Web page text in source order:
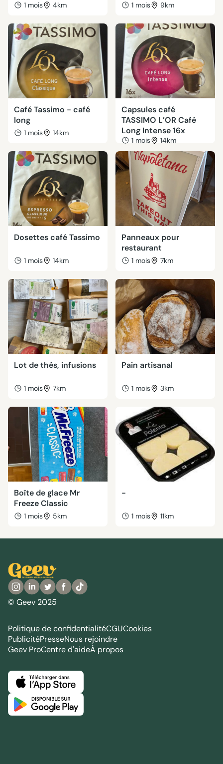
1 mois 4km 1 mois 9km
Café Tassimo - café
long
1 mois 14km
Capsules café
TASSIMO L’OR Café
Long Intense 16x
1 mois 14km
Dosettes café Tassimo
1 mois 14km
Panneaux pour
restaurant
1 mois 7km
Lot de thés, infusions
1 mois 7km
Pain artisanal
1 mois 3km
Boîte de glace Mr
Freeze Classic
1 mois 5km
-
1 mois 11km
© Geev 2025
Politique de confidentialitéCGUCookies
PublicitéPresseNous rejoindre
Geev ProCentre d'aideÀ propos